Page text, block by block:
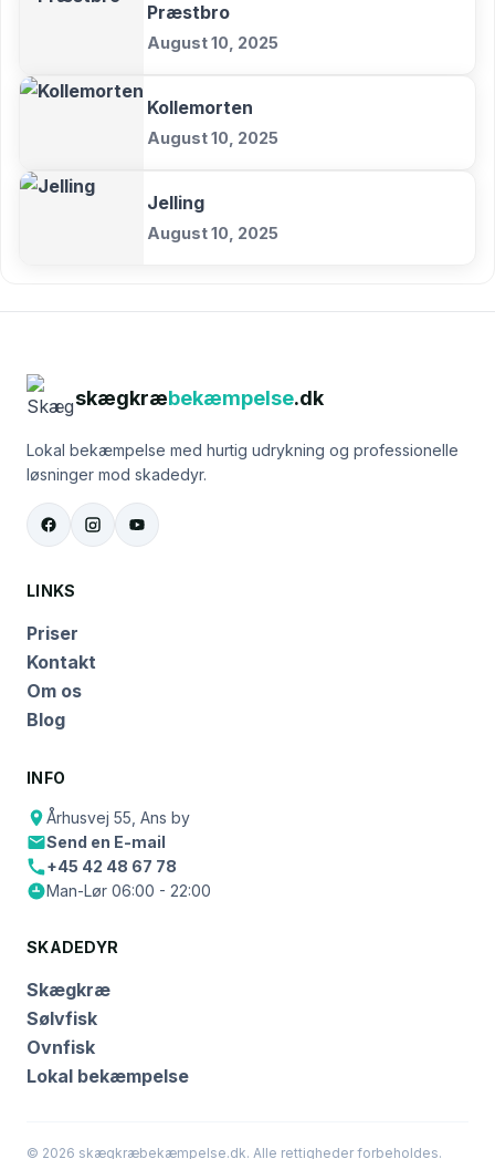
Præstbro
August 10, 2025
Kollemorten
August 10, 2025
Jelling
August 10, 2025
skægkræbekæmpelse.dk
Lokal bekæmpelse med hurtig udrykning og professionelle
løsninger mod skadedyr.
LINKS
Priser
Kontakt
Om os
Blog
INFO
Århusvej 55, Ans by
Send en E-mail
+45 42 48 67 78
Man-Lør 06:00 - 22:00
SKADEDYR
Skægkræ
Sølvfisk
Ovnfisk
Lokal bekæmpelse
© 2026 skægkræbekæmpelse.dk. Alle rettigheder forbeholdes.